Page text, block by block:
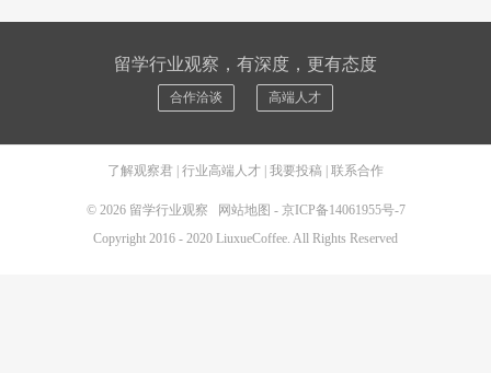
留学行业观察，有深度，更有态度
合作洽谈 高端人才
了解观察君 行业高端人才 我要投稿 联系合作
© 2026 留学行业观察 网站地图 - 京ICP备14061955号-7
Copyright 2016 - 2020 LiuxueCoffee. All Rights Reserved